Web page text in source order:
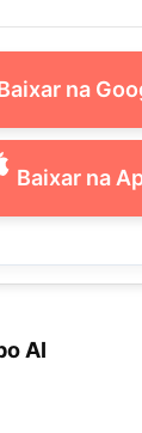
na
Baixar na
AI